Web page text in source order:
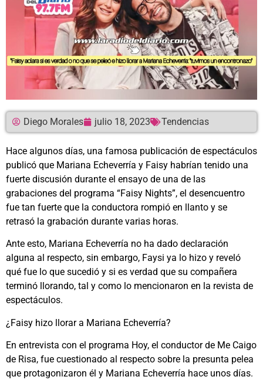
Diego Morales julio 18, 2023 Tendencias
Hace algunos días, una famosa publicación de espectáculos
publicó que Mariana Echeverría y Faisy habrían tenido una
fuerte discusión durante el ensayo de una de las
grabaciones del programa “Faisy Nights”, el desencuentro
fue tan fuerte que la conductora rompió en llanto y se
retrasó la grabación durante varias horas.
Ante esto, Mariana Echeverría no ha dado declaración
alguna al respecto, sin embargo, Faysi ya lo hizo y reveló
qué fue lo que sucedió y si es verdad que su compañera
terminó llorando, tal y como lo mencionaron en la revista de
espectáculos.
¿Faisy hizo llorar a Mariana Echeverría?
En entrevista con el programa Hoy, el conductor de Me Caigo
de Risa, fue cuestionado al respecto sobre la presunta pelea
que protagonizaron él y Mariana Echeverría hace unos días.